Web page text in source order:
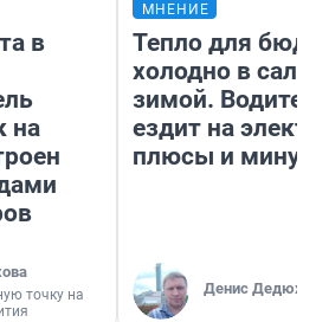
в
на
точку на
МНЕНИЕ
Тепло для
холодно в
зимой.
ездит на
плюсы и
Денис